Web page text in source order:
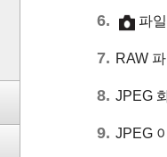
파
RAW
JPEG
JPEG